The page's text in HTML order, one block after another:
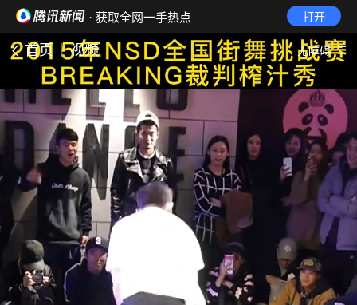
· 获取全网一手热点 打开
首页 视频 无障碍